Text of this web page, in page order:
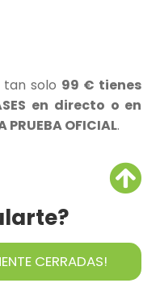
solo 99 € tienes
en directo o en
OFICIAL.
CERRADAS!